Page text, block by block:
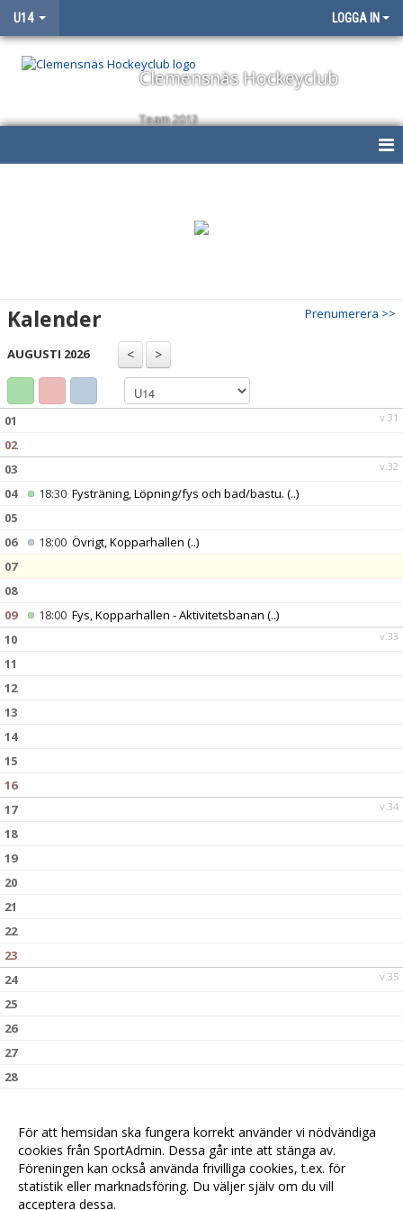
U14 LOGGA IN
Clemensnäs Hockeyclub
Team 2013
BILDGALLERI
DOKUMENT
KONTAKT
Prenumerera >>
Kalender
AUGUSTI 2026
v.31
01
02
v.32
03
04
18:30 Fysträning, Löpning/fys och bad/bastu. (..)
05
06
18:00 Övrigt, Kopparhallen (..)
07
08
09
18:00 Fys, Kopparhallen - Aktivitetsbanan (..)
v.33
10
11
12
13
14
15
16
v.34
17
18
19
20
21
22
23
v.35
24
25
26
27
28
För att hemsidan ska fungera korrekt använder vi nödvändiga
cookies från SportAdmin. Dessa går inte att stänga av.
Föreningen kan också använda frivilliga cookies, t.ex. för
statistik eller marknadsföring. Du väljer själv om du vill
acceptera dessa.